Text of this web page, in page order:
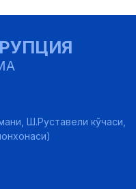
Ш.Руставели кўчаси,